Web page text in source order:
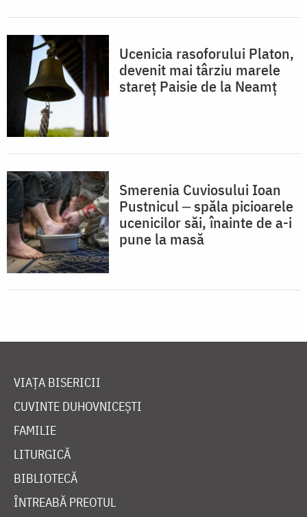
Ucenicia rasoforului Platon,
devenit mai târziu marele
stareț Paisie de la Neamț
Smerenia Cuviosului Ioan
Pustnicul ‒ spăla picioarele
ucenicilor săi, înainte de a-i
pune la masă
VIAȚA BISERICII
CUVINTE DUHOVNICEȘTI
FAMILIE
LITURGICĂ
BIBLIOTECĂ
ÎNTREABĂ PREOTUL